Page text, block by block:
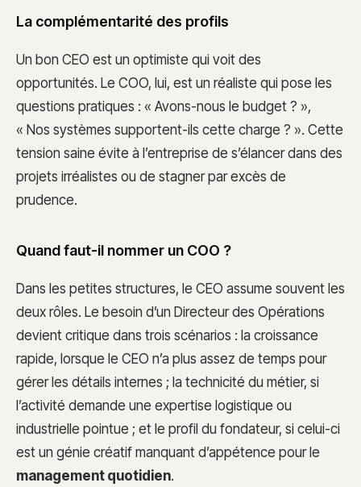
La complémentarité des profils
Un bon CEO est un optimiste qui voit des
opportunités. Le COO, lui, est un réaliste qui pose les
questions pratiques : « Avons-nous le budget ? »,
« Nos systèmes supportent-ils cette charge ? ». Cette
tension saine évite à l’entreprise de s’élancer dans des
projets irréalistes ou de stagner par excès de
prudence.
Quand faut-il nommer un COO ?
Dans les petites structures, le CEO assume souvent les
deux rôles. Le besoin d’un Directeur des Opérations
devient critique dans trois scénarios : la croissance
rapide, lorsque le CEO n’a plus assez de temps pour
gérer les détails internes ; la technicité du métier, si
l’activité demande une expertise logistique ou
industrielle pointue ; et le profil du fondateur, si celui-ci
est un génie créatif manquant d’appétence pour le
management quotidien.